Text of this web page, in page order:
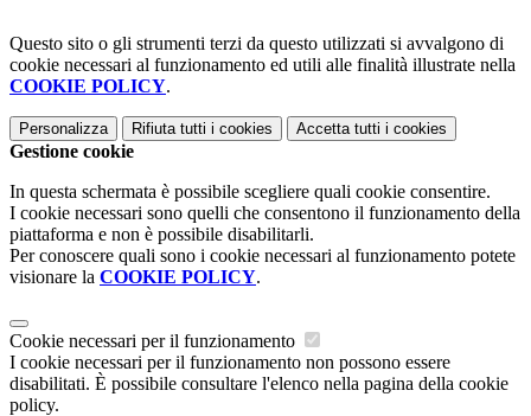
Questo sito o gli strumenti terzi da questo utilizzati si avvalgono di
cookie necessari al funzionamento ed utili alle finalità illustrate nella
COOKIE POLICY.
Personalizza Rifiuta tutti i cookies Accetta tutti i cookies
Gestione cookie
In questa schermata è possibile scegliere quali cookie consentire.
I cookie necessari sono quelli che consentono il funzionamento della
piattaforma e non è possibile disabilitarli.
Per conoscere quali sono i cookie necessari al funzionamento potete
visionare la COOKIE POLICY.
Cookie necessari per il funzionamento
I cookie necessari per il funzionamento non possono essere
disabilitati. È possibile consultare l'elenco nella pagina della cookie
policy.